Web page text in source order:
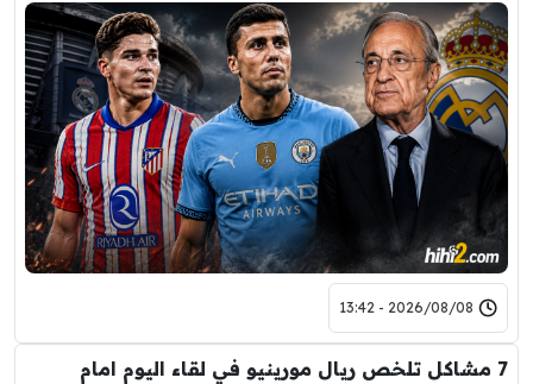
2026/08/08 - 13:42
7 مشاكل تلخص ريال مورينيو في لقاء اليوم امام